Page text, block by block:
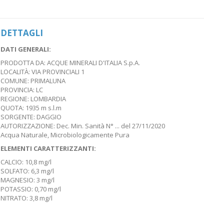
DETTAGLI
DATI GENERALI:
PRODOTTA DA: ACQUE MINERALI D'ITALIA S.p.A.
LOCALITÀ: VIA PROVINCIALI 1
COMUNE: PRIMALUNA
PROVINCIA: LC
REGIONE: LOMBARDIA
QUOTA: 1935 m s.l.m
SORGENTE: DAGGIO
AUTORIZZAZIONE: Dec. Min. Sanità N° ... del 27/11/2020
Acqua Naturale, Microbiologicamente Pura
ELEMENTI CARATTERIZZANTI:
CALCIO: 10,8 mg/l
SOLFATO: 6,3 mg/l
MAGNESIO: 3 mg/l
POTASSIO: 0,70 mg/l
NITRATO: 3,8 mg/l